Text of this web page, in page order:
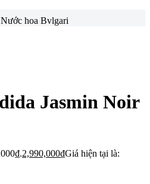
hoa Bvlgari
Jasmin Noir
2,990,000₫Giá hiện tại là: